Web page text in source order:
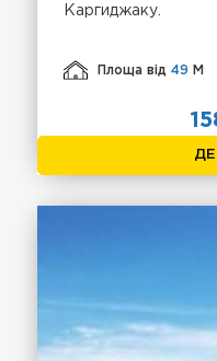
Каргиджаку.
Площа від49 М